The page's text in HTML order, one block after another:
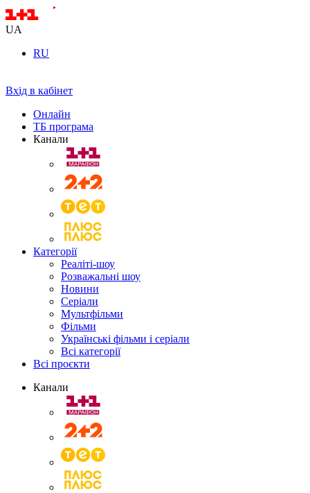
UA
RU
Вхід в кабінет
Онлайн
ТБ програма
Канали
Категорії
Реаліті-шоу
Розважальні шоу
Новини
Серіали
Мультфільми
Фільми
Українські фільми і серіали
Всі категорії
Всі проєкти
Канали